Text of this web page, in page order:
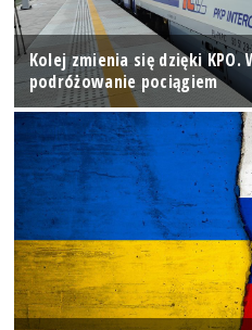
Kolej zmienia się dzięki
podróżowanie pociągiem